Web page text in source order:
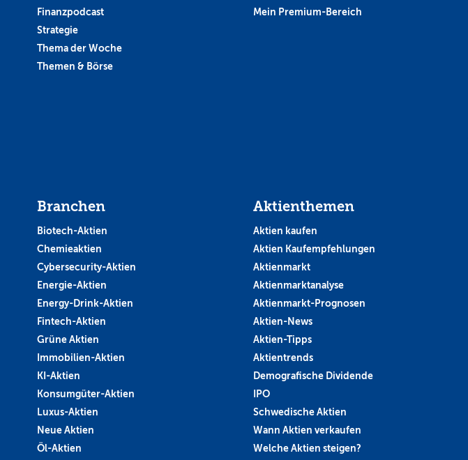
Finanzpodcast
Strategie
Thema der Woche
Themen & Börse
Mein Premium-Bereich
Branchen
Biotech-Aktien
Chemieaktien
Cybersecurity-Aktien
Energie-Aktien
Energy-Drink-Aktien
Fintech-Aktien
Grüne Aktien
Immobilien-Aktien
KI-Aktien
Konsumgüter-Aktien
Luxus-Aktien
Neue Aktien
Öl-Aktien
Aktienthemen
Aktien kaufen
Aktien Kaufempfehlungen
Aktienmarkt
Aktienmarktanalyse
Aktienmarkt-Prognosen
Aktien-News
Aktien-Tipps
Aktientrends
Demografische Dividende
IPO
Schwedische Aktien
Wann Aktien verkaufen
Welche Aktien steigen?